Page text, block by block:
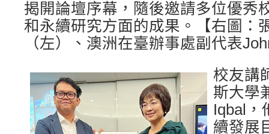
揭開論壇序幕，隨後邀請多位優秀
和永續研究方面的成果。【右圖：
（左）、澳洲在臺辦事處副代表
校友講
斯大學
Iqbal，
續發展